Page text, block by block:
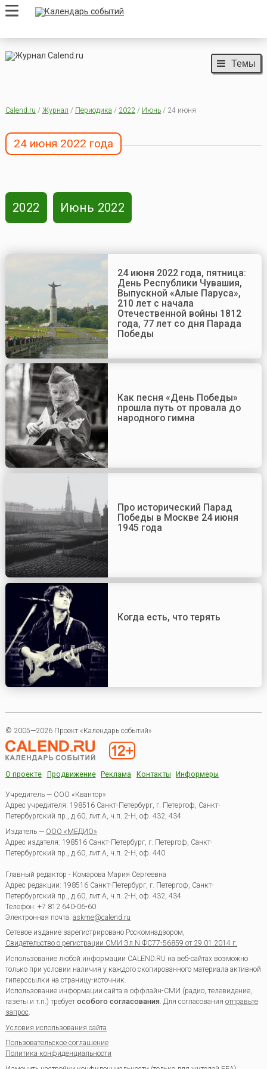
Темы
Calend.ru / Журнал / Периодика / 2022/ Июнь/ 24 июня
24 июня 2022 года
2022 Июнь 2022
24 июня 2022 года, пятница:
День Республики Чувашия,
Выпускной «Алые Паруса»,
210 лет с начала
Отечественной войны 1812
года, 77 лет со дня Парада
Победы
Как песня «День Победы»
прошла путь от провала до
народного гимна
Про исторический Парад
Победы в Москве 24 июня
1945 года
Когда есть, что терять
© 2005—2026 Проект «Календарь событий»
О проекте Продвижение Реклама Контакты Информеры
Учредитель — ООО «Квантор»
Адрес учредителя: 198516 Санкт-Петербург, г. Петергоф, Санкт-
Петербургский пр., д.60, лит.А, ч.п. 2-Н, оф. 432, 434
Издатель — ООО «МЕДИО»
Адрес издателя: 198516 Санкт-Петербург, г. Петергоф, Санкт-
Петербургский пр., д.60, лит.А, ч.п. 2-Н, оф. 440
Главный редактор - Комарова Мария Сергеевна
Адрес редакции: 198516 Санкт-Петербург, г. Петергоф, Санкт-
Петербургский пр., д.60, лит.А, ч.п. 2-Н, оф. 432, 434
Телефон: +7 812 640-06-60
Электронная почта: askme@calend.ru
Сетевое издание зарегистрировано Роскомнадзором,
Свидетельство о регистрации СМИ Эл.N ФС77-56859 от 29.01.2014 г.
Использование любой информации CALEND.RU на веб-сайтах возможно
только при условии наличия у каждого скопированного материала активной
гиперссылки на страницу-источник.
Использование информации сайта в оффлайн-СМИ (радио, телевидение,
газеты и т.п.) требуетособого согласования. Для согласования отправьте
запрос.
Условия использования сайта
Пользовательское соглашение
Политика конфиденциальности